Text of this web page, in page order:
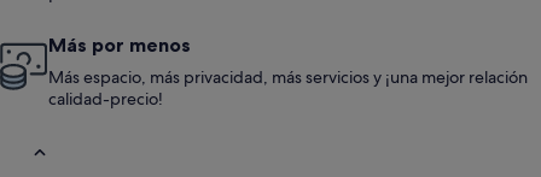
Más por menos
Más espacio, más privacidad, más servicios y ¡una mejor relación
calidad-precio!